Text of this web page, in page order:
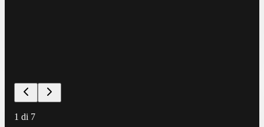
1 di 7